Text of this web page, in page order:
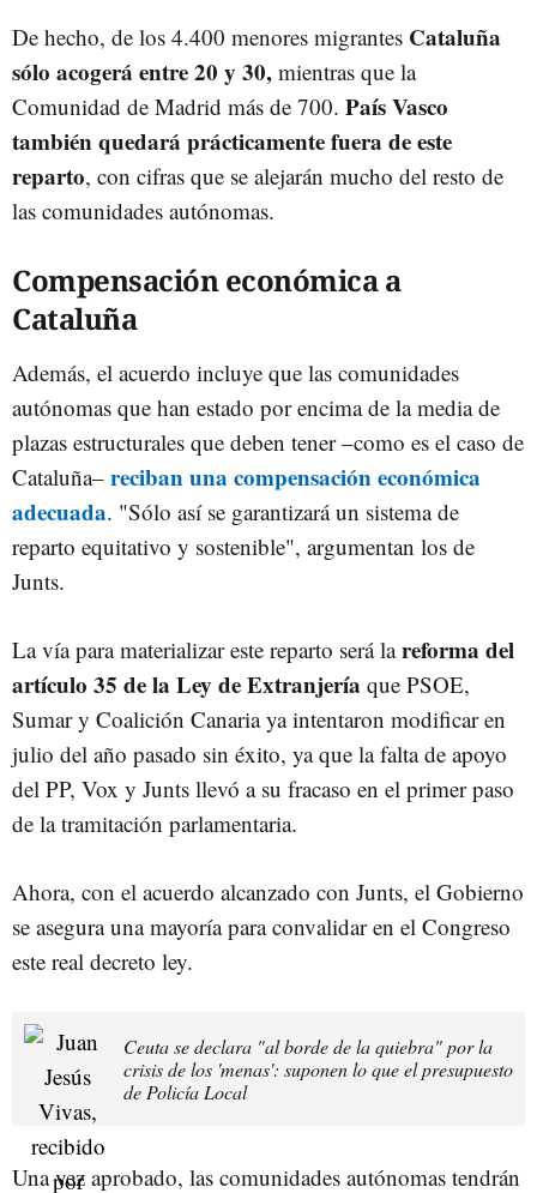
De hecho, de los 4.400 menores migrantes Cataluña
sólo acogerá entre 20 y 30, mientras que la
Comunidad de Madrid más de 700. País Vasco
también quedará prácticamente fuera de este
reparto, con cifras que se alejarán mucho del resto de
las comunidades autónomas.
Compensación económica a
Cataluña
Además, el acuerdo incluye que las comunidades
autónomas que han estado por encima de la media de
plazas estructurales que deben tener –como es el caso de
Cataluña– reciban una compensación económica
adecuada. "Sólo así se garantizará un sistema de
reparto equitativo y sostenible", argumentan los de
Junts.
La vía para materializar este reparto será lareforma del
artículo 35 de la Ley de Extranjería que PSOE,
Sumar y Coalición Canaria ya intentaron modificar en
julio del año pasado sin éxito, ya que la falta de apoyo
del PP, Vox y Junts llevó a su fracaso en el primer paso
de la tramitación parlamentaria.
Ahora, con el acuerdo alcanzado con Junts, el Gobierno
se asegura una mayoría para convalidar en el Congreso
este real decreto ley.
Ceuta se declara "al borde de la quiebra" por la
crisis de los 'menas': suponen lo que el presupuesto
de Policía Local
Una vez aprobado, las comunidades autónomas tendrán